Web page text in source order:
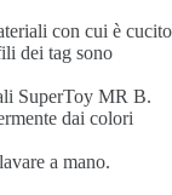
con cui è cucito
dei tag sono
SuperToy MR B.
dai colori
a mano.